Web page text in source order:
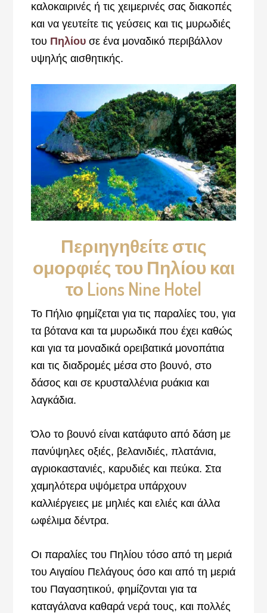
καλοκαιρινές ή τις χειμερινές σας διακοπές
και να γευτείτε τις γεύσεις και τις μυρωδιές
του Πηλίου σε ένα μοναδικό περιβάλλον
υψηλής αισθητικής.
Περιηγηθείτε στις
ομορφιές του Πηλίου και
το Lions Nine Hotel
Το Πήλιο φημίζεται για τις παραλίες του, για
τα βότανα και τα μυρωδικά που έχει καθώς
και για τα μοναδικά ορειβατικά μονοπάτια
και τις διαδρομές μέσα στο βουνό, στο
δάσος και σε κρυσταλλένια ρυάκια και
λαγκάδια.
Όλο το βουνό είναι κατάφυτο από δάση με
πανύψηλες οξιές, βελανιδιές, πλατάνια,
αγριοκαστανιές, καρυδιές και πεύκα. Στα
χαμηλότερα υψόμετρα υπάρχουν
καλλιέργειες με μηλιές και ελιές και άλλα
ωφέλιμα δέντρα.
Οι παραλίες του Πηλίου τόσο από τη μεριά
του Αιγαίου Πελάγους όσο και από τη μεριά
του Παγασητικού, φημίζονται για τα
καταγάλανα καθαρά νερά τους, και πολλές